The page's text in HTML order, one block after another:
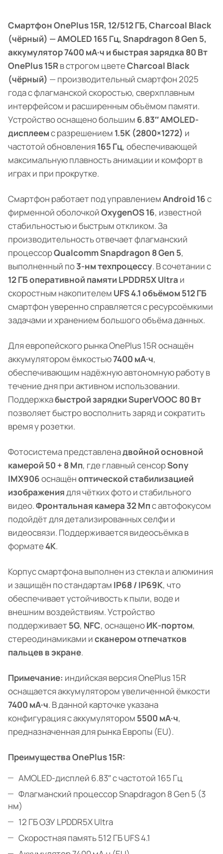
Смартфон OnePlus 15R, 12/512 ГБ, Charcoal Black
(чёрный) — AMOLED 165 Гц, Snapdragon 8 Gen 5,
аккумулятор 7400 мА·ч и быстрая зарядка 80 Вт
OnePlus 15Rв строгом цветеCharcoal Black
(чёрный) — производительный смартфон 2025
года с флагманской скоростью, сверхплавным
интерфейсом и расширенным объёмом памяти.
Устройство оснащено большим 6.83″ AMOLED-
дисплеемс разрешением 1.5K (2800×1272) и
частотой обновления165 Гц, обеспечивающей
максимальную плавность анимации и комфорт в
играх и при прокрутке.
Смартфон работает под управлениемAndroid 16с
фирменной оболочкойOxygenOS 16, известной
стабильностью и быстрым откликом. За
производительность отвечает флагманский
процессорQualcomm Snapdragon 8 Gen 5,
выполненный по3-нм техпроцессу. В сочетании с
12 ГБ оперативной памяти LPDDR5X Ultra и
скоростным накопителем UFS 4.1 объёмом 512 ГБ
смартфон уверенно справляется с ресурсоёмкими
задачами и хранением большого объёма данных.
Для европейского рынка OnePlus 15R оснащён
аккумулятором ёмкостью7400 мА·ч,
обеспечивающим надёжную автономную работу в
течение дня при активном использовании.
Поддержкабыстрой зарядки SuperVOOC 80 Вт
позволяет быстро восполнить заряд и сократить
время у розетки.
Фотосистема представленадвойной основной
камерой 50 + 8 Мп, где главный сенсорSony
IMX906оснащёноптической стабилизацией
изображениядля чётких фото и стабильного
видео.Фронтальная камера 32 Мпс автофокусом
подойдёт для детализированных селфи и
видеосвязи. Поддерживается видеосъёмка в
формате4K.
Корпус смартфона выполнен из стекла и алюминия
и защищён по стандартам IP68 / IP69K, что
обеспечивает устойчивость к пыли, воде и
внешним воздействиям. Устройство
поддерживает5G, NFC, оснащеноИК-портом,
стереодинамиками исканером отпечатков
пальцев в экране.
Примечание: индийская версия OnePlus 15R
оснащается аккумулятором увеличенной ёмкости
7400 мА·ч. В данной карточке указана
конфигурация с аккумулятором 5500 мА·ч,
предназначенная для рынка Европы (EU).
Преимущества OnePlus 15R:
AMOLED-дисплей 6.83″ с частотой 165 Гц
Флагманский процессор Snapdragon 8 Gen 5 (3
нм)
12 ГБ ОЗУ LPDDR5X Ultra
Скоростная память 512 ГБ UFS 4.1